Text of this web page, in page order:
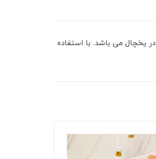
یخچال می باشد. با استفاده